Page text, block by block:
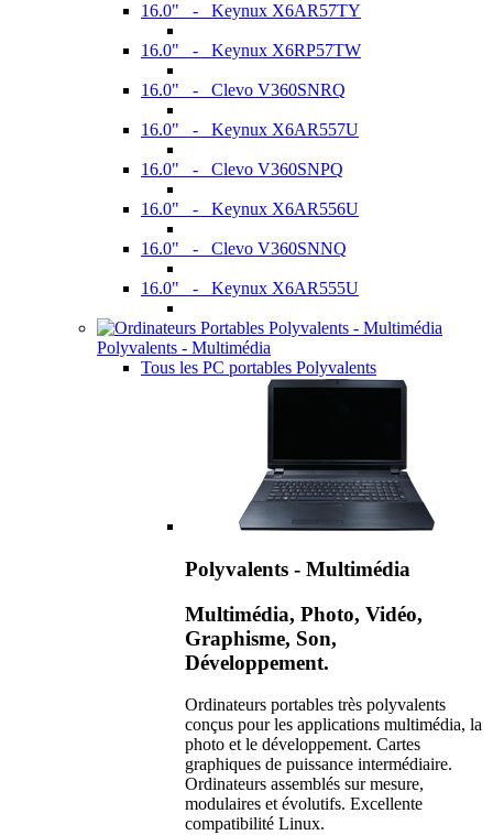
16.0" - Keynux X6AR57TY
16.0" - Keynux X6RP57TW
16.0" - Clevo V360SNRQ
16.0" - Keynux X6AR557U
16.0" - Clevo V360SNPQ
16.0" - Keynux X6AR556U
16.0" - Clevo V360SNNQ
16.0" - Keynux X6AR555U
Polyvalents - Multimédia
Tous les PC portables Polyvalents
Polyvalents - Multimédia
Multimédia, Photo, Vidéo,
Graphisme, Son,
Développement.
Ordinateurs portables très polyvalents
conçus pour les applications multimédia, la
photo et le développement. Cartes
graphiques de puissance intermédiaire.
Ordinateurs assemblés sur mesure,
modulaires et évolutifs. Excellente
compatibilité Linux.